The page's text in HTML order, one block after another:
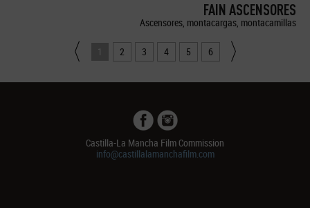
FAIN ASCENSORES
Ascensores, montacargas, montacamillas
1 2 3 4 5 6
Castilla-La Mancha Film Commission
info@castillalamanchafilm.com